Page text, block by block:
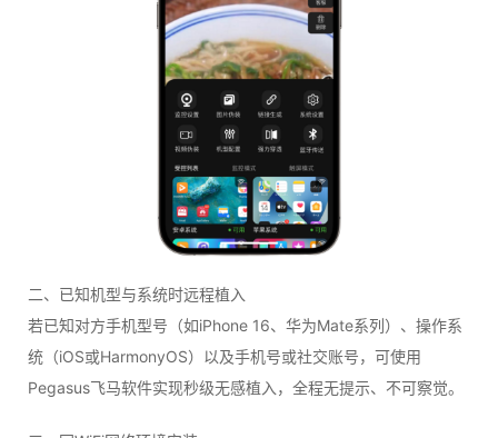
二、已知机型与系统时远程植入
若已知对方手机型号（如iPhone 16、华为Mate系列）、操作系
统（iOS或HarmonyOS）以及手机号或社交账号，可使用
Pegasus飞马软件实现秒级无感植入，全程无提示、不可察觉。